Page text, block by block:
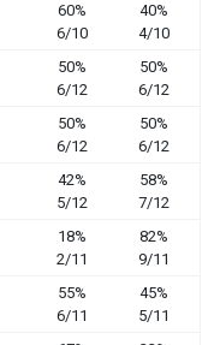
60%
6/10
40%
4/10
50%
6/12
50%
6/12
50%
6/12
50%
6/12
42%
5/12
58%
7/12
18%
2/11
82%
9/11
55%
6/11
45%
5/11